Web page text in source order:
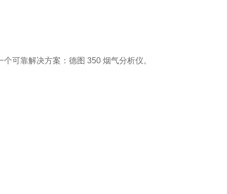
可靠解决方案：德图 350 烟气分析仪。